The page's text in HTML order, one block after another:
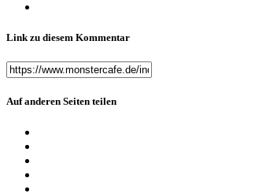
Link zu diesem Kommentar
Auf anderen Seiten teilen